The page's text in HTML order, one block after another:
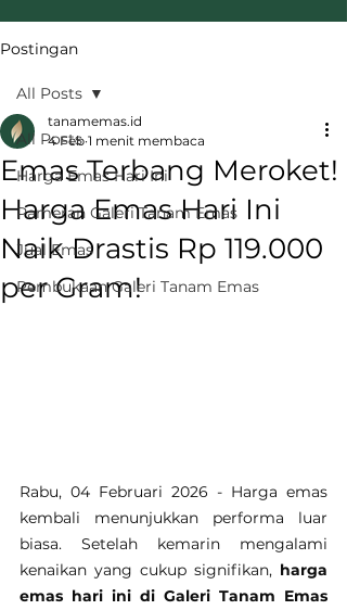
Postingan
All Posts
Harga Emas Hari Ini
Pameran Galeri Tanam Emas
Jual Emas
Pembukaan Galeri Tanam Emas
All Posts
Emas Terbang Meroket!
Harga Emas Hari Ini
Naik Drastis Rp 119.000
per Gram!
tanamemas.id
4 Feb 1 menit membaca
Rabu, 04 Februari 2026 - Harga emas
kembali menunjukkan performa luar
biasa. Setelah kemarin mengalami
kenaikan yang cukup signifikan, harga
emas hari ini di Galeri Tanam Emas